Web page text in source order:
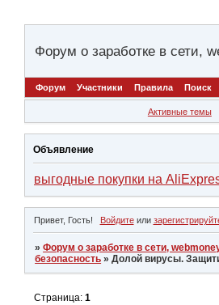
Форум о заработке в сети,
Форум Участники Правила Поиск
Активные темы
Объявление
выгодные покупки на
Привет, Гость! Войдитеили
»Форум о заработке в сети,
безопасность »Долой вирусы.
Страница:1